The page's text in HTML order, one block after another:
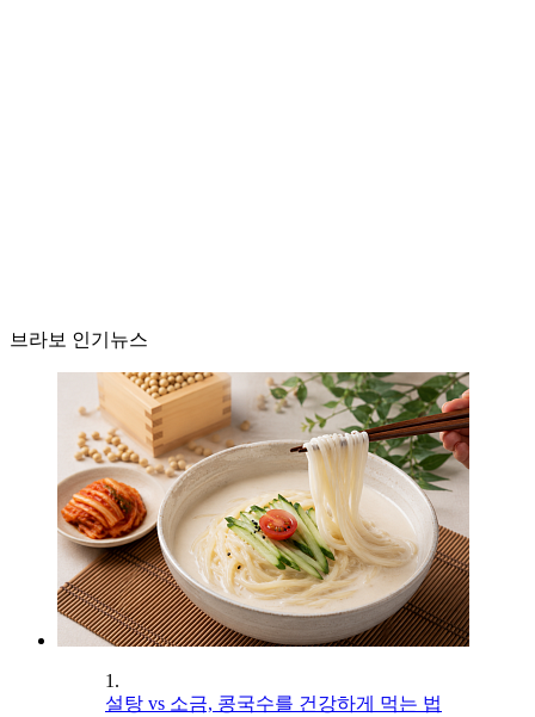
브라보 인기뉴스
1.
설탕 vs 소금, 콩국수를 건강하게 먹는 법